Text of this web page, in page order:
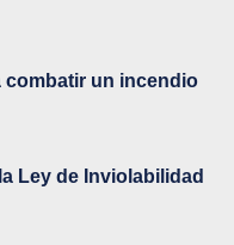
combatir un incendio
Ley de Inviolabilidad